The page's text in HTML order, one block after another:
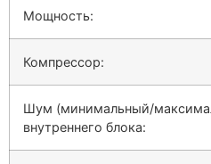
Мощность:
Компрессор:
Шум (минимальный/
внутреннего блока: